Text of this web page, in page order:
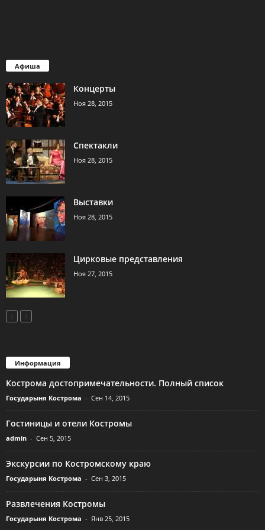
Афиша
Концерты
Ноя 28, 2015
Спектакли
Ноя 28, 2015
Выставки
Ноя 28, 2015
Цирковые представления
Ноя 27, 2015
Информация
Кострома достопримечательности. Полный список
Государыня Кострома - Сен 14, 2015
Гостиницы и отели Костромы
admin - Сен 5, 2015
Экскурсии по Костромскому краю
Государыня Кострома - Сен 3, 2015
Развлечения Костромы
Государыня Кострома - Янв 25, 2015